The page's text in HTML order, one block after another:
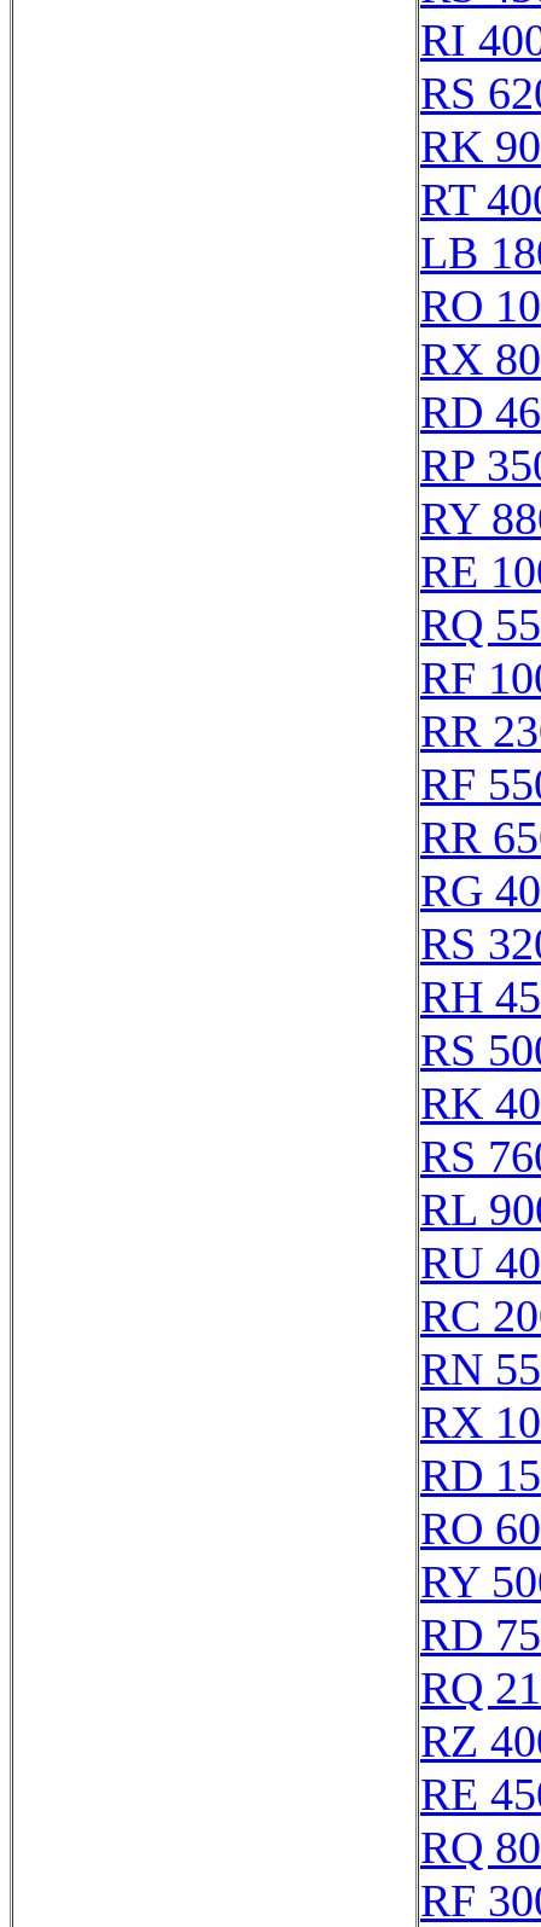
RI
RS
RK
RT
LB
RO
RX
RD
RP
RY
RE
RQ
RF
RR
RF
RR
RG
RS
RH
RS
RK
RS
RL
RU
RC
RN
RX
RD
RO
RY
RD
RQ
RZ
RE
RQ
RF